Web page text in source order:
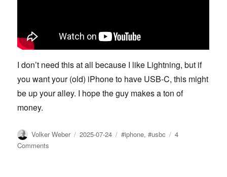
I don’t need this at all because I like Lightning, but if
you want your (old) iPhone to have USB-C, this might
be up your alley. I hope the guy makes a ton of
money.
Author
Volker Weber
Posted
2025-07-24 Tags
#iphone,#usbc
4
Comments